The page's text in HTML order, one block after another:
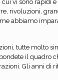
vi sono rapidi
rivoluzioni,
abbiamo
tutte molto
il quadro
Gli anni di